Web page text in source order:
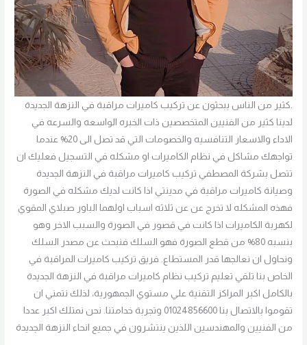
.كثير من الناس يبحثون عن تركيب كاميرات مراقبة في النزهة الجديدة
لدينا كثير من الفنيين المتخصصين ذات الخبره الواسعه والسرعه في
الاداء والاسعار التنافسيه والخصومات التي قد تصل الى 20% عندما
تواجهك مشاكل في نظام الكاميرات او مشكله في التسجيل فعليك ان
تتصل بشركة المصطفي تركيب كاميرات مراقبة في النزهة الجديدة
وصيانة كاميرات مراقبة في مدينتي اذا كانت لديك مشكله في الصورة
فهذه المشكله لا تخرج عن عن ثلاثه اسباب اولهما الباور صبلاي المقوي
لكهربة الكاميرات اذا كانت في قصور في الصورة والسبب الاخر وهو
بنسبه 80% من قطع الصورة فهو السلك فنبحث عن مصدر السلك
ونحاول ان نعالجها قدر المستطاع. فريق تركيب كاميرات المراقبة في
الخاص بنا تلقي تعليم تركيب نظام كاميرات مراقبة في النزهة الجديدة
بالكامل اكبر المراكز التقنية علي مستوي الجمهورية، لذلك نتمني ان
تقوموا بالاتصال بنا 01024856600 وتجربة خدامتنا. نحن نمتلك اكبر عددا
من الفنيين والمهندسين اللذين ينتشرون في جميع انحاء النزهة الجديدة